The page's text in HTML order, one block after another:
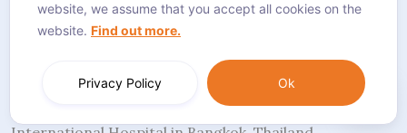
လုံခြုံရေးဆိုင်ရာ စည်းမျဥ်းစည်းကမ်းများ
© Vejthani International Hospital | JCI Accredited
Language:ဗမာစာ
website, we assume that you accept all cookies on the
website. Find out more.
Ok
Privacy Policy